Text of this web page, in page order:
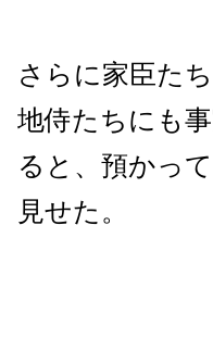
さらに家臣た
地侍たちにも
ると、預かっ
見せた。